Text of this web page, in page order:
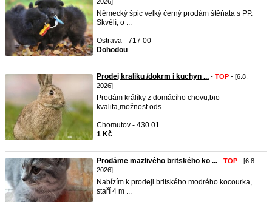
Německý špic velký černý prodám štěňata s PP.
Skvělí, o ...
Ostrava - 717 00
Dohodou
Prodej kraliku /dokrm i kuchyn ... - TOP - [6.8.
2026]
Prodám králíky z domácího chovu,bio
kvalita,možnost ods ...
Chomutov - 430 01
1 Kč
Prodáme mazlivého britského ko ... - TOP - [6.8.
2026]
Nabízím k prodeji britského modrého kocourka,
staří 4 m ...